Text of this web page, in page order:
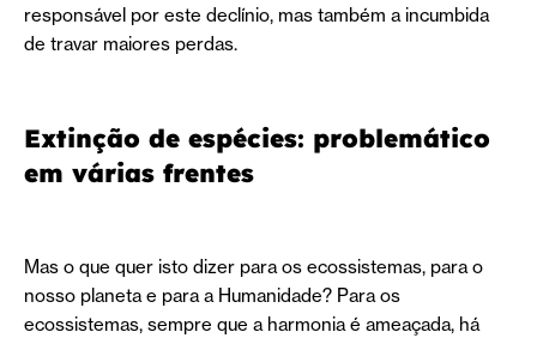
responsável por este declínio, mas também a incumbida
de travar maiores perdas.
Extinção de espécies: problemático
em várias frentes
Mas o que quer isto dizer para os ecossistemas, para o
nosso planeta e para a Humanidade? Para os
ecossistemas, sempre que a harmonia é ameaçada, há